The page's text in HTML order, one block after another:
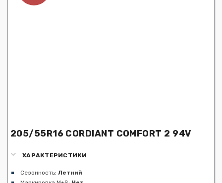
205/55R16 CORDIANT COMFORT 2 94V
ХАРАКТЕРИСТИКИ
Сезонность: Летний